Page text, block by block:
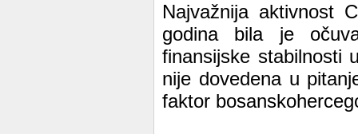
Najvažnija aktivnost
godina bila je
finansijske stabilnosti
nije dovedena u
faktor